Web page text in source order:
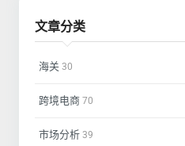
文章分类
海关 30
跨境电商 70
市场分析 39